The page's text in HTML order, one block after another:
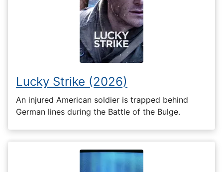
Lucky Strike (2026)
An injured American soldier is trapped behind
German lines during the Battle of the Bulge.